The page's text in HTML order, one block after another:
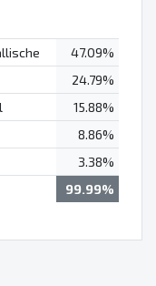
47.09%
24.79%
15.88%
8.86%
3.38%
99.99%